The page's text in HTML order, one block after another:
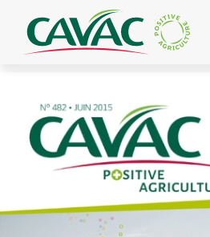
Panneau de gestion des cookies